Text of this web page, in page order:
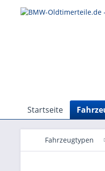
Startseite
Fahrzeugtypen